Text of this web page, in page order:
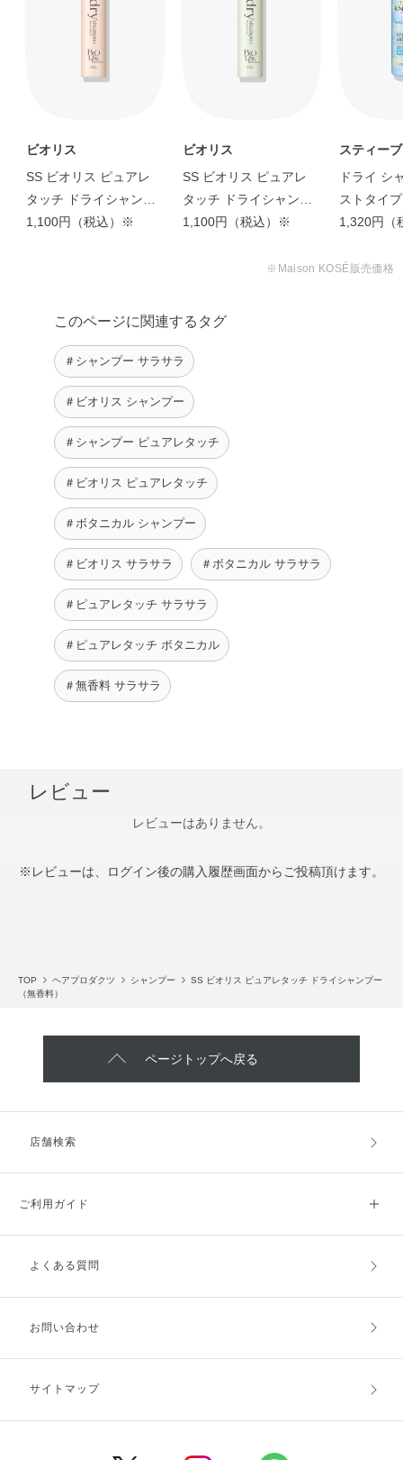
ビオリス
SS ビオリス ピュアレ
タッチ ドライシャンプ
ー （チュベローズ＆ジ
1,100円（税込）※
ビオリス
SS ビオリス ピュアレ
タッチ ドライシャンプ
ー （ベルガモット＆イ
1,100円（税込）※
スティー
ーヨーク
ドライ シ
ストタイ
ー ブリー
1,320円（
※Maison KOSÉ販売価格
このページに関連するタグ
＃シャンプー サラサラ
＃ビオリス シャンプー
＃シャンプー ピュアレタッチ
＃ビオリス ピュアレタッチ
＃ボタニカル シャンプー
＃ビオリス サラサラ ＃ボタニカル サラサラ
＃ピュアレタッチ サラサラ
＃ピュアレタッチ ボタニカル
＃無香料 サラサラ
レビュー
レビューはありません。
※レビューは、ログイン後の購入履歴画面からご投稿頂けます。
TOP ヘアプロダクツ シャンプー
SS ビオリス ピュアレタッチ ドライシャンプー
（無香料）
ページトップへ戻る
店舗検索
ご利用ガイド
ご利用ガイドトップ
お支払方法
キャンセル・返品・交換
よくある質問
お問い合わせ
サイトマップ